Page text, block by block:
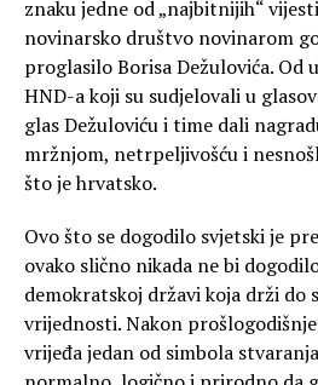
znaku jedne od „najbitnijih“
novinarsko društvo novinarom
proglasilo Borisa Dežulovića. Od
HND-a koji su sudjelovali u
glas Dežuloviću i time dali
mržnjom, netrpeljivošću i
što je hrvatsko.
Ovo što se dogodilo svjetski je
ovako slično nikada ne bi
demokratskoj državi koja drži do
vrijednosti. Nakon
vrijeđa jedan od simbola